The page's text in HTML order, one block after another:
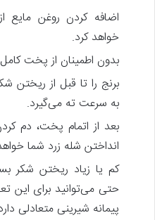
اضافه کردن روغن مایع
خواهد کرد.
بدون اطمینان از پخت کامل
برنج را تا قبل از ریختن
به سرعت ته می‌گیرد.
انداختن شله زرد شما
کم یا زیاد ریختن شکر
پیمانه شیرینی متعادلی